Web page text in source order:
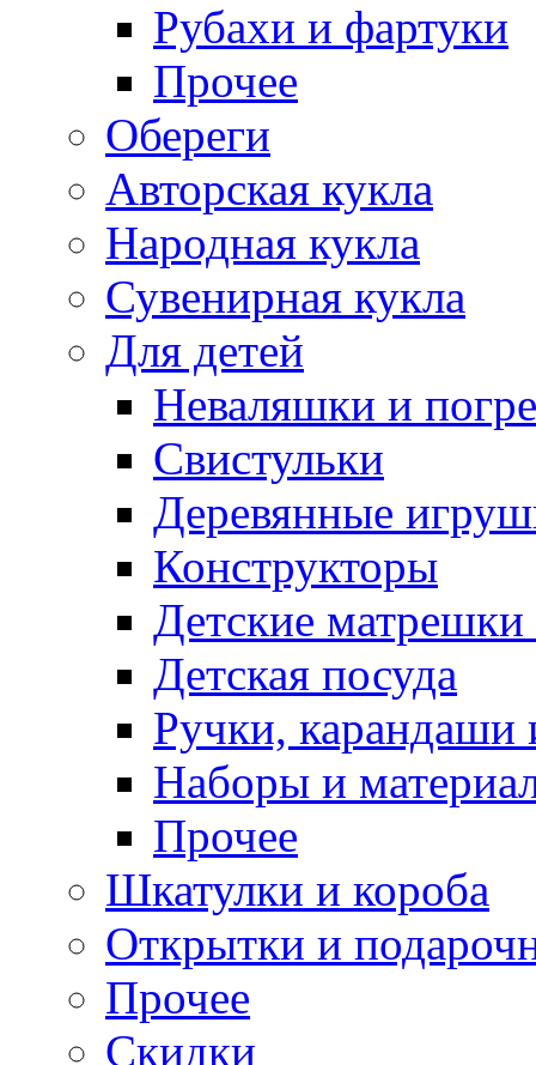
Рубахи и фартуки
Прочее
Обереги
Авторская кукла
Народная кукла
Сувенирная кукла
Для детей
Неваляшки и
Свистульки
Деревянные
Конструкторы
Детские
Детская посуда
Ручки,
Наборы и
Прочее
Шкатулки и короба
Открытки и
Прочее
Скидки